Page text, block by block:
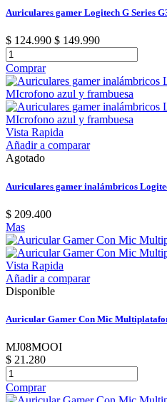
Auriculares gamer Logitech G Series
$ 124.990 $ 149.990
Comprar
Vista Rapida
Añadir a comparar
Agotado
Auriculares gamer inalámbricos
$ 209.400
Mas
Vista Rapida
Añadir a comparar
Disponible
Auricular Gamer Con Mic
MJ08MOOI
$ 21.280
Comprar